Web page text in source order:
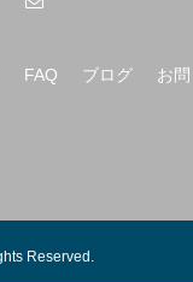
FAQ ブログ
お問
Reserved.